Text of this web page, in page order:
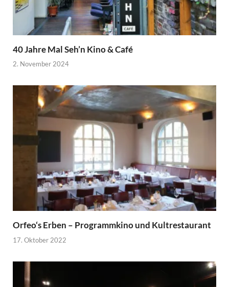
40 Jahre Mal Seh’n Kino & Café
2. November 2024
Orfeo‘s Erben – Programmkino und Kultrestaurant
17. Oktober 2022